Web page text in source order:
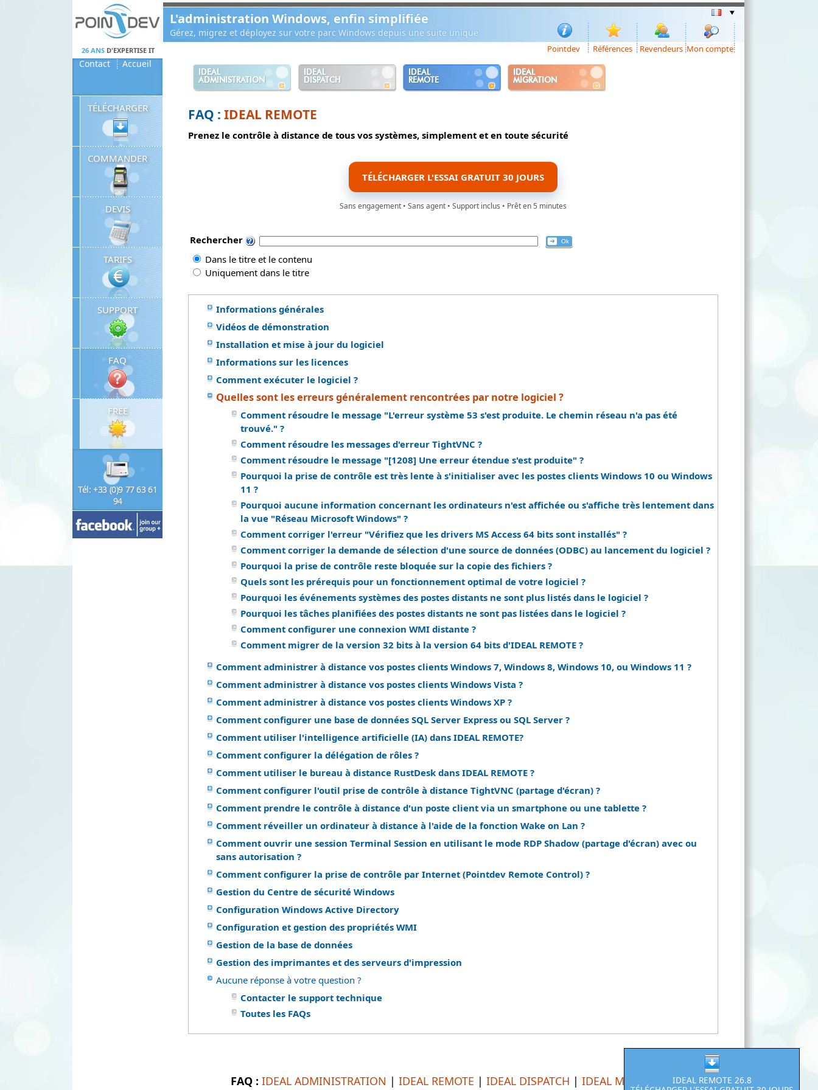
L'administration Windows, enfin simplifiée
Gérez, migrez et déployez sur votre parc Windows depuis une suite unique
26 ANS D'EXPERTISE IT Pointdev Références Revendeurs Mon compte
Contact Accueil
IDEAL
ADMINISTRATION
IDEAL
DISPATCH
IDEAL
REMOTE
IDEAL
MIGRATION
TÉLÉCHARGER
COMMANDER
DEVIS
TARIFS
SUPPORT
FAQ
FREE
Tél: +33 (0)9 77 63 61
94
FAQ :IDEAL REMOTE
Prenez le contrôle à distance de tous vos systèmes, simplement et en toute sécurité
TÉLÉCHARGER L'ESSAI GRATUIT 30 JOURS
Sans engagement • Sans agent • Support inclus • Prêt en 5 minutes
Rechercher
Dans le titre et le contenu
Uniquement dans le titre
Informations générales
Vidéos de démonstration
Installation et mise à jour du logiciel
Informations sur les licences
Comment exécuter le logiciel ?
Quelles sont les erreurs généralement rencontrées par notre logiciel ?
Comment résoudre le message "L'erreur système 53 s'est produite. Le chemin réseau n'a pas été
trouvé." ?
Comment résoudre les messages d'erreur TightVNC ?
Comment résoudre le message "[1208] Une erreur étendue s'est produite" ?
Pourquoi la prise de contrôle est très lente à s'initialiser avec les postes clients Windows 10 ou Windows
11 ?
Pourquoi aucune information concernant les ordinateurs n'est affichée ou s'affiche très lentement dans
la vue "Réseau Microsoft Windows" ?
Comment corriger l'erreur "Vérifiez que les drivers MS Access 64 bits sont installés" ?
Comment corriger la demande de sélection d'une source de données (ODBC) au lancement du logiciel ?
Pourquoi la prise de contrôle reste bloquée sur la copie des fichiers ?
Quels sont les prérequis pour un fonctionnement optimal de votre logiciel ?
Pourquoi les événements systèmes des postes distants ne sont plus listés dans le logiciel ?
Pourquoi les tâches planifiées des postes distants ne sont pas listées dans le logiciel ?
Comment configurer une connexion WMI distante ?
Comment migrer de la version 32 bits à la version 64 bits d'IDEAL REMOTE ?
Comment administrer à distance vos postes clients Windows 7, Windows 8, Windows 10, ou Windows 11 ?
Comment administrer à distance vos postes clients Windows Vista ?
Comment administrer à distance vos postes clients Windows XP ?
Comment configurer une base de données SQL Server Express ou SQL Server ?
Comment utiliser l'intelligence artificielle (IA) dans IDEAL REMOTE?
Comment configurer la délégation de rôles ?
Comment utiliser le bureau à distance RustDesk dans IDEAL REMOTE ?
Comment configurer l'outil prise de contrôle à distance TightVNC (partage d'écran) ?
Comment prendre le contrôle à distance d'un poste client via un smartphone ou une tablette ?
Comment réveiller un ordinateur à distance à l'aide de la fonction Wake on Lan ?
Comment ouvrir une session Terminal Session en utilisant le mode RDP Shadow (partage d'écran) avec ou
sans autorisation ?
Comment configurer la prise de contrôle par Internet (Pointdev Remote Control) ?
Gestion du Centre de sécurité Windows
Configuration Windows Active Directory
Configuration et gestion des propriétés WMI
Gestion de la base de données
Gestion des imprimantes et des serveurs d'impression
Aucune réponse à votre question ?
Contacter le support technique
Toutes les FAQs
FAQ :IDEAL ADMINISTRATION |IDEAL REMOTE |IDEAL DISPATCH |IDEAL MIGRATIONIDEAL REMOTE 26.8
Panneau de gestion des cookies